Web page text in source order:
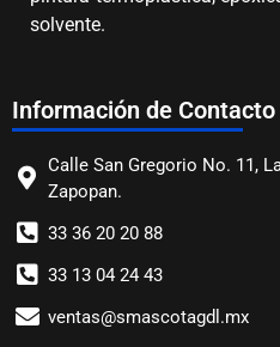
solvente.
Información de Contacto
Calle San Gregorio No. 11,
Zapopan.
33 36 20 20 88
33 13 04 24 43
ventas@smascotagdl.mx